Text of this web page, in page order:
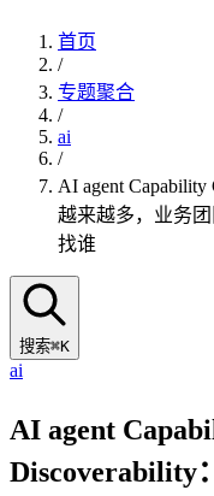
首页
/
专题聚合
/
ai
/
AI agent
越来越多，业务
找谁
搜索⌘K
ai
AI agent
Discoverability